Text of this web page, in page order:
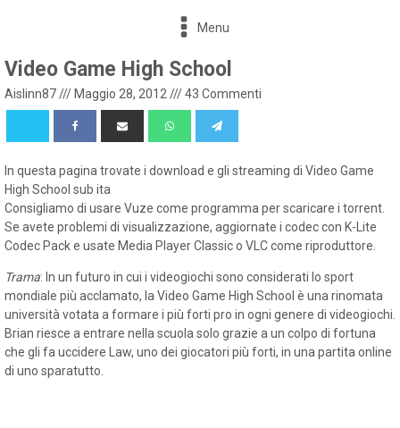
Menu
Video Game High School
Aislinn87/// Maggio 28, 2012 ///43 Commenti
In questa pagina trovate i download e gli streaming di Video Game
High School sub ita
Consigliamo di usare Vuze come programma per scaricare i torrent.
Se avete problemi di visualizzazione, aggiornate i codec con K-Lite
Codec Pack e usate Media Player Classic o VLC come riproduttore.
Trama: In un futuro in cui i videogiochi sono considerati lo sport
mondiale più acclamato, la Video Game High School è una rinomata
università votata a formare i più forti pro in ogni genere di videogiochi.
Brian riesce a entrare nella scuola solo grazie a un colpo di fortuna
che gli fa uccidere Law, uno dei giocatori più forti, in una partita online
di uno sparatutto.